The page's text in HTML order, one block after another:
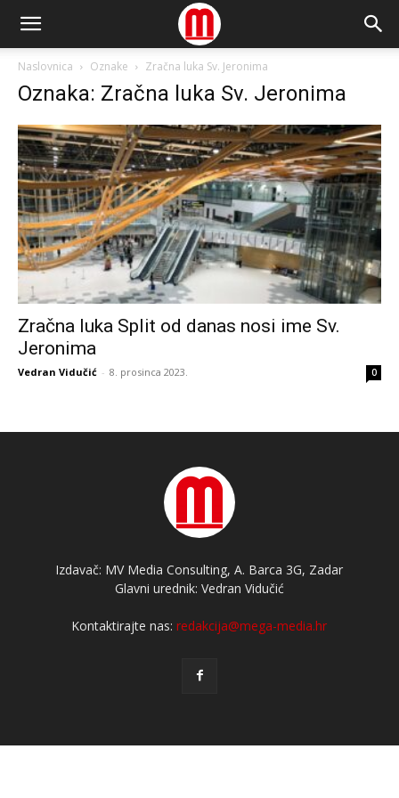
Naslovnica Oznake Zračna luka Sv. Jeronima
Oznaka: Zračna luka Sv. Jeronima
Zračna luka Split od danas nosi ime Sv.
Jeronima
Vedran Vidučić - 8. prosinca 2023. 0
Izdavač: MV Media Consulting, A. Barca 3G, Zadar
Glavni urednik: Vedran Vidučić
Kontaktirajte nas:redakcija@mega-media.hr